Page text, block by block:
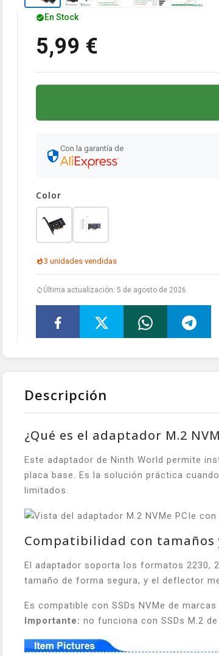
En Stock
5,99 €
Con la garantía de
Color
3 unidades vendidas
Última actualización: 5 de agosto de 2026
Descripción
¿Qué es el adaptador M.2
Este adaptador de Ninth World permite
placa base. Es la solución práctica
limitados.
Compatibilidad con tamaños
El adaptador soporta los formatos 2230,
tamaño de forma segura, y el deflector
Es compatible con SSDs NVMe de
Importante: no funciona con SSDs M.2